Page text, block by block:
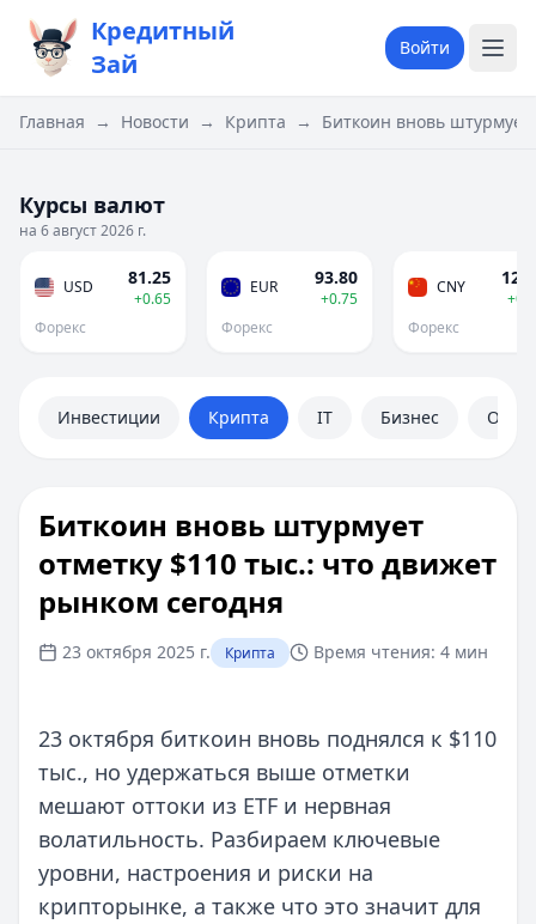
Кредитный
Зай
Войти
Главная → Новости → Крипта → Биткоин вновь
Курсы валют
на 6 август 2026 г.
USD 81.25
+0.65
Форекс
EUR 93.80
+0.75
Форекс
CNY
Форекс
Инвестиции Крипта IT Бизнес
Биткоин вновь штурмует
отметку $110 тыс.: что движет
рынком сегодня
23 октября 2025 г. Крипта Время чтения: 4 мин
23 октября биткоин вновь поднялся к $110
тыс., но удержаться выше отметки
мешают оттоки из ETF и нервная
волатильность. Разбираем ключевые
уровни, настроения и риски на
крипторынке, а также что это значит для